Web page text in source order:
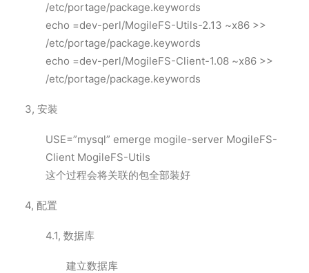
/etc/portage/package.keywords
echo =dev-perl/MogileFS-Utils-2.13 ~x86 >>
/etc/portage/package.keywords
echo =dev-perl/MogileFS-Client-1.08 ~x86 >>
/etc/portage/package.keywords
3, 安装
USE=”mysql” emerge mogile-server MogileFS-
Client MogileFS-Utils
这个过程会将关联的包全部装好
4, 配置
4.1, 数据库
建立数据库